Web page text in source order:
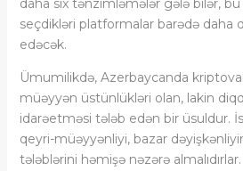
daha sıx tənzimləmələr gələ bilər,
seçdikləri platformalar barədə daha
edəcək.
Ümumilikdə, Azerbaycanda
müəyyən üstünlükləri olan, lakin
idarəetməsi tələb edən bir üsuldur.
qeyri-müəyyənliyi, bazar
tələblərini həmişə nəzərə